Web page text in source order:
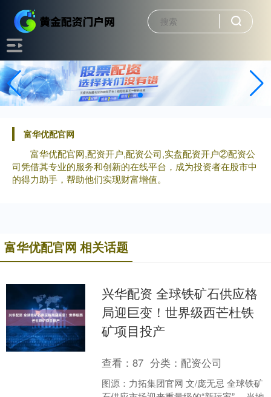
富华优配官网
富华优配官网,配资开户,配资公司,实盘配资开户②配资公
司凭借其专业的服务和创新的在线平台，成为投资者在股市中
的得力助手，帮助他们实现财富增值。
富华优配官网 相关话题
兴华配资 全球铁矿石供应格
局迎巨变！世界级西芒杜铁
矿项目投产
查看：87 分类：配资公司
图源：力拓集团官网 文/庞无忌 全球铁矿